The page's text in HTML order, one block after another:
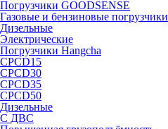
Погрузчики GOODSENSE
Газовые и бензиновые погрузчики
Дизельные
Электрические
Погрузчики Hangcha
CPCD15
CPCD30
CPCD35
CPCD50
Дизельные
С ДВС